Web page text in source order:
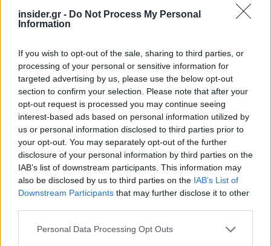
insider.gr - Do Not Process My Personal
Information
If you wish to opt-out of the sale, sharing to third parties, or
processing of your personal or sensitive information for
targeted advertising by us, please use the below opt-out
section to confirm your selection. Please note that after your
opt-out request is processed you may continue seeing
interest-based ads based on personal information utilized by
us or personal information disclosed to third parties prior to
your opt-out. You may separately opt-out of the further
disclosure of your personal information by third parties on the
IAB’s list of downstream participants. This information may
also be disclosed by us to third parties on the IAB’s List of
Downstream Participants that may further disclose it to other
Please note that this website/app uses one or more Google
Personal Data Processing Opt Outs
Η επένδυση στη Φάρμα Κουκάκη εντάσσεται
στην ευρύτερη στρατηγική της EOS Capital για
στήριξη δυναμικών ελληνικών επιχειρήσεων με
εξαγωγικές προοπτικές και είναι μια από τις
μεγαλύτερες μέχρι σήμερα επενδύσεις της. Ο δε
κλάδος των τροφίμων συγκεντρώνει εδώ και